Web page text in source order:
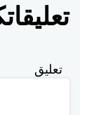
تعليق